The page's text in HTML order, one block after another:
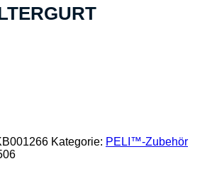
Kategorie: PELI™-Zubehör